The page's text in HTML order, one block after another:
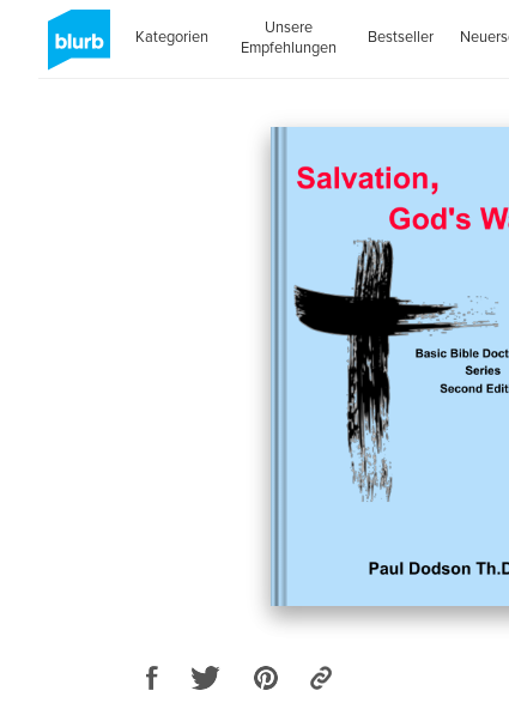
Kategorien
Unsere
Empfehlungen
Bestseller